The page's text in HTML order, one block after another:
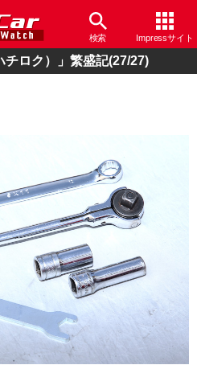
検索 Impressサイト
チロク）」繁盛記(27/27)